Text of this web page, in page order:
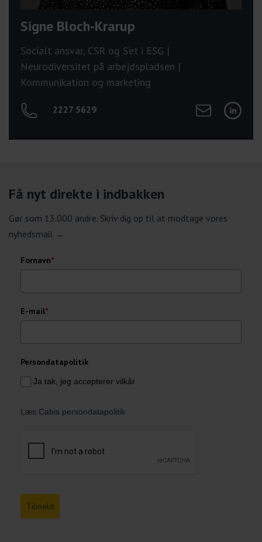
Signe Bloch-Krarup
Socialt ansvar, CSR og S’et i ESG |
Neurodiversitet på arbejdspladsen |
Kommunikation og marketing
2227 5629 Send mail til
Tilgå
Få nyt direkte i indbakken
Gør som 13.000 andre. Skriv dig op til at modtage vores
nyhedsmail →
Fornavn*
E-mail*
Persondatapolitik
Ja tak, jeg accepterer vilkår
Læs Cabis persondatapolitik
Tilmeld